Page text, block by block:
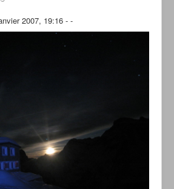
2007, 19:16 - -